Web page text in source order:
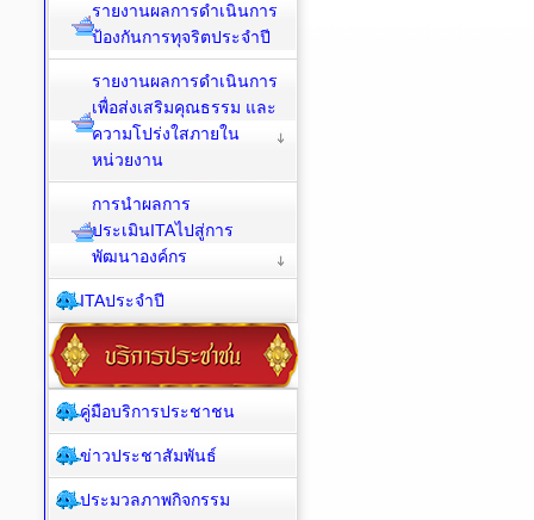
รายงานผลการดำเนินการ
ป้องกันการทุจริตประจำปี
รายงานผลการดำเนินการ
เพื่อส่งเสริมคุณธรรม และ
ความโปร่งใสภายใน
หน่วยงาน
การนำผลการ
ประเมินITAไปสู่การ
พัฒนาองค์กร
ITAประจำปี
คู่มือบริการประชาชน
ข่าวประชาสัมพันธ์
ประมวลภาพกิจกรรม